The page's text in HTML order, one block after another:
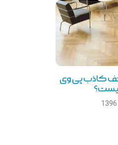
کاذب پی وی